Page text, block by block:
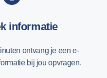
informatie
ontvang je een e-
bij jou opvragen.